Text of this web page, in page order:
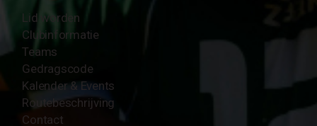
Lid worden
Clubinformatie
Teams
Gedragscode
Kalender & Events
Routebeschrijving
Contact